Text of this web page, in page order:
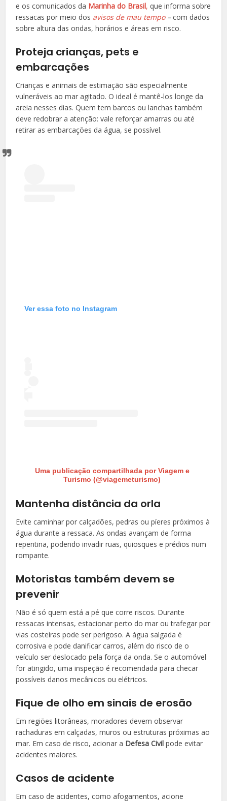
e os comunicados da Marinha do Brasil, que informa sobre
ressacas por meio dos avisos de mau tempo–com dados
sobre altura das ondas, horários e áreas em risco.
Proteja crianças, pets e
embarcações
Crianças e animais de estimação são especialmente
vulneráveis ao mar agitado. O ideal é mantê-los longe da
areia nesses dias. Quem tembarcos ou lanchas também
deve redobrar a atenção: vale reforçar amarras ou até
retirar as embarcações da água, se possível.
Ver essa foto no Instagram
Uma publicação compartilhada por Viagem e
Turismo (@viagemeturismo)
Mantenha distância da orla
Evite caminhar por calçadões, pedras ou píeres próximos à
água durante a ressaca. As ondas avançam de forma
repentina, podendo invadir ruas, quiosques e prédios num
rompante.
Motoristas também devem se
prevenir
Não é só quem está a pé que corre riscos. Durante
ressacas intensas,estacionar perto do mar ou trafegar por
vias costeiras pode ser perigoso. A água salgada é
corrosiva e pode danificar carros, além do risco de o
veículo ser deslocado pela força da onda. Se o automóvel
for atingido, umainspeçãoé recomendada para checar
possíveis danos mecânicos ou elétricos.
Fique de olho em sinais de erosão
Em regiões litorâneas, moradores devem observar
rachaduras em calçadas, muros ou estruturas próximas ao
mar. Em caso de risco, acionar a Defesa Civil pode evitar
acidentes maiores.
Casos de acidente
Em caso de acidentes, como afogamentos, acione